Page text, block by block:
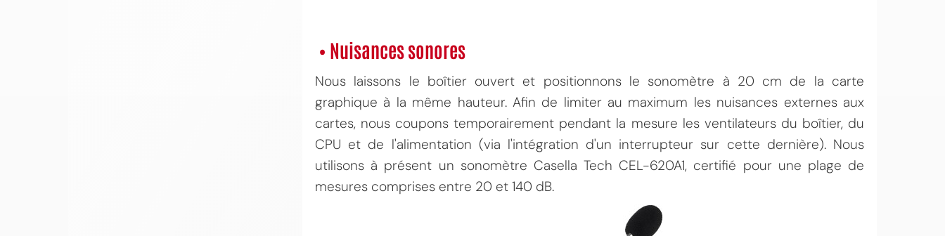
• Nuisances sonores
Nous laissons le boîtier ouvert et positionnons le sonomètre à 20 cm de la carte
graphique à la même hauteur. Afin de limiter au maximum les nuisances externes aux
cartes, nous coupons temporairement pendant la mesure les ventilateurs du boîtier, du
CPU et de l'alimentation (via l'intégration d'un interrupteur sur cette dernière). Nous
utilisons à présent un sonomètre Casella Tech CEL-620A1, certifié pour une plage de
mesures comprises entre 20 et 140 dB.